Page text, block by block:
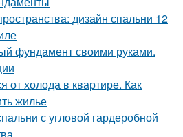
дизайн спальни 12
фундамент своими руками.
от холода в квартире. Как
жилье
с угловой гардеробной